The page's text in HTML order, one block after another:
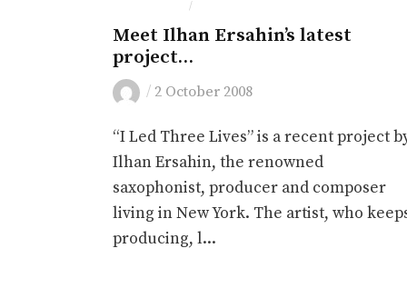
/
Meet Ilhan Ersahin’s latest
project…
/ 2 October 2008
“I Led Three Lives” is a recent project
Ilhan Ersahin, the renowned
saxophonist, producer and composer
living in New York. The artist, who
producing, l...